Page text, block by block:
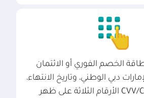
الخصم الفوري أو الائتمان
دبي الوطني، وتاريخ الانتهاء،
ورمز الـ(CVV/CVC الأرقام الثلاثة على ظهر